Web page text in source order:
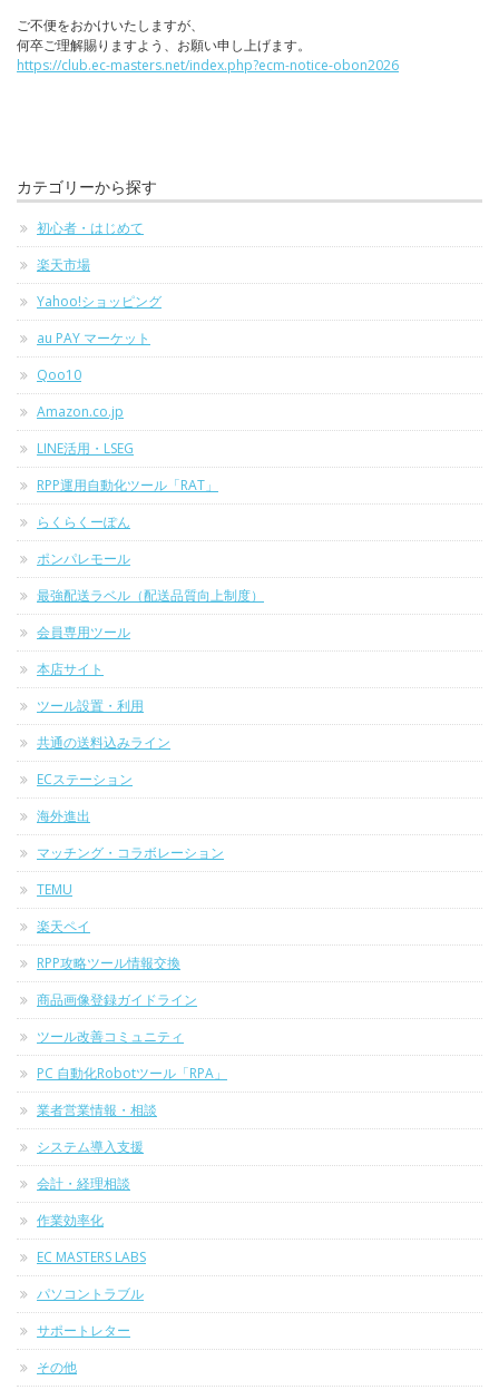
ご不便をおかけいたしますが、
何卒ご理解賜りますよう、お願い申し上げます。
https://club.ec-masters.net/index.php?ecm-notice-obon2026
カテゴリーから探す
初心者・はじめて
楽天市場
Yahoo!ショッピング
au PAY マーケット
Qoo10
Amazon.co.jp
LINE活用・LSEG
RPP運用自動化ツール「RAT」
らくらくーぽん
ポンパレモール
最強配送ラベル（配送品質向上制度）
会員専用ツール
本店サイト
ツール設置・利用
共通の送料込みライン
ECステーション
海外進出
マッチング・コラボレーション
TEMU
楽天ペイ
RPP攻略ツール情報交換
商品画像登録ガイドライン
ツール改善コミュニティ
PC 自動化Robotツール「RPA」
業者営業情報・相談
システム導入支援
会計・経理相談
作業効率化
EC MASTERS LABS
パソコントラブル
サポートレター
その他